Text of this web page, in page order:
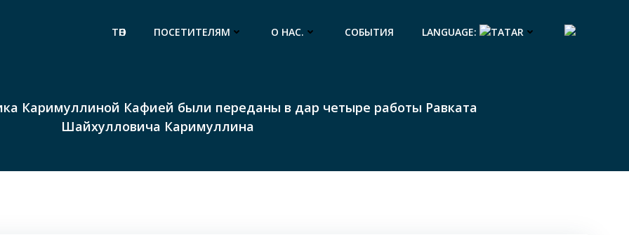
ТӨП ПОСЕТИТЕЛЯМ О НАС. СОБЫТИЯ LANGUAGE:
Каримуллиной Кафией были переданы в дар четыре работы Равката
Шайхулловича Каримуллина